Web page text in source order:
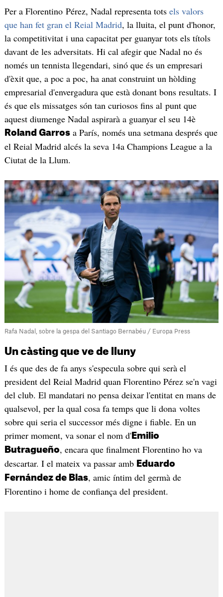
Per a Florentino Pérez, Nadal representa tots els valors
que han fet gran el Reial Madrid, la lluita, el punt d'honor,
la competitivitat i una capacitat per guanyar tots els títols
davant de les adversitats. Hi cal afegir que Nadal no és
només un tennista llegendari, sinó que és un empresari
d'èxit que, a poc a poc, ha anat construint un hòlding
empresarial d'envergadura que està donant bons resultats. I
és que els missatges són tan curiosos fins al punt que
aquest diumenge Nadal aspirarà a guanyar el seu 14è
Roland Garrosa París, només una setmana després que
el Reial Madrid alcés la seva 14a Champions League a la
Ciutat de la Llum.
Rafa Nadal, sobre la gespa del Santiago Bernabéu / Europa Press
Un càsting que ve de lluny
I és que des de fa anys s'especula sobre qui serà el
president del Reial Madrid quan Florentino Pérez se'n vagi
del club. El mandatari no pensa deixar l'entitat en mans de
qualsevol, per la qual cosa fa temps que li dona voltes
sobre qui seria el successor més digne i fiable. En un
primer moment, va sonar el nom d'Emilio
Butragueño, encara que finalment Florentino ho va
descartar. I el mateix va passar amb Eduardo
Fernández de Blas, amic íntim del germà de
Florentino i home de confiança del president.